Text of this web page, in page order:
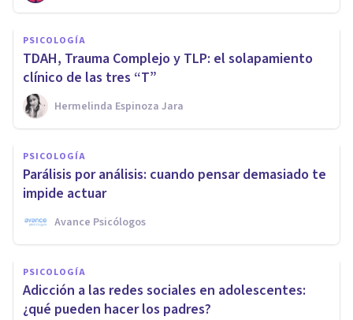
PSICOLOGÍA
TDAH, Trauma Complejo y TLP: el solapamiento
clínico de las tres “T”
Hermelinda Espinoza Jara
PSICOLOGÍA
Parálisis por análisis: cuando pensar demasiado te
impide actuar
Avance Psicólogos
PSICOLOGÍA
Adicción a las redes sociales en adolescentes:
¿qué pueden hacer los padres?